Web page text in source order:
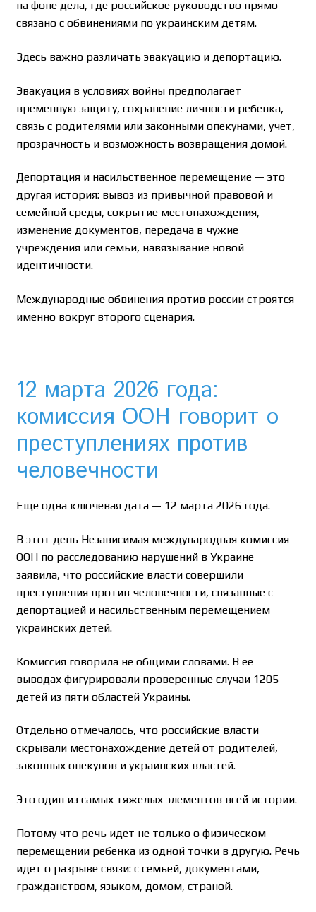
на фоне дела, где российское руководство прямо
связано с обвинениями по украинским детям.
Здесь важно различать эвакуацию и депортацию.
Эвакуация в условиях войны предполагает
временную защиту, сохранение личности ребенка,
связь с родителями или законными опекунами, учет,
прозрачность и возможность возвращения домой.
Депортация и насильственное перемещение — это
другая история: вывоз из привычной правовой и
семейной среды, сокрытие местонахождения,
изменение документов, передача в чужие
учреждения или семьи, навязывание новой
идентичности.
Международные обвинения против россии строятся
именно вокруг второго сценария.
12 марта 2026 года:
комиссия ООН говорит о
преступлениях против
человечности
Еще одна ключевая дата — 12 марта 2026 года.
В этот день Независимая международная комиссия
ООН по расследованию нарушений в Украине
заявила, что российские власти совершили
преступления против человечности, связанные с
депортацией и насильственным перемещением
украинских детей.
Комиссия говорила не общими словами. В ее
выводах фигурировали проверенные случаи 1205
детей из пяти областей Украины.
Отдельно отмечалось, что российские власти
скрывали местонахождение детей от родителей,
законных опекунов и украинских властей.
Это один из самых тяжелых элементов всей истории.
Потому что речь идет не только о физическом
перемещении ребенка из одной точки в другую. Речь
идет о разрыве связи: с семьей, документами,
гражданством, языком, домом, страной.